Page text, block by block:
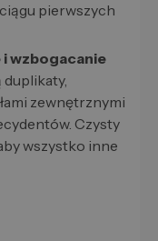
pierwszych
wzbogacanie
duplikaty,
zewnętrznymi
Czysty
wszystko inne